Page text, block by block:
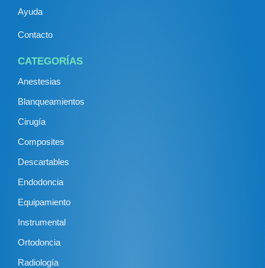
Ayuda
Contacto
CATEGORÍAS
Anestesias
Blanqueamientos
Cirugía
Composites
Descartables
Endodoncia
Equipamiento
Instrumental
Ortodoncia
Radiología